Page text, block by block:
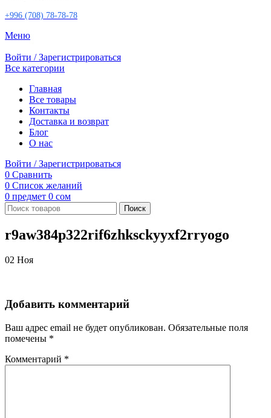
+996 (708) 78-78-78
Меню
Войти / Зарегистрироваться
Все категории
Главная
Все товары
Контакты
Доставка и возврат
Блог
О нас
Войти / Зарегистрироваться
0 Сравнить
0 Список желаний
0 предмет 0 сом
Поиск
r9aw384p322rif6zhksckyyxf2rryogo
02 Ноя
Добавить комментарий
Ваш адрес email не будет опубликован. Обязательные поля
помечены *
Комментарий *